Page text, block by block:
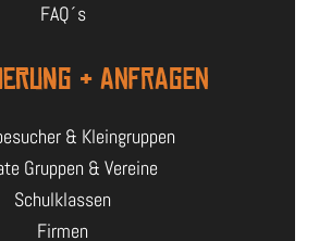
FAQ´s
& ANFRAGEN
& Kleingruppen
Gruppen & Vereine
Schulklassen
Firmen